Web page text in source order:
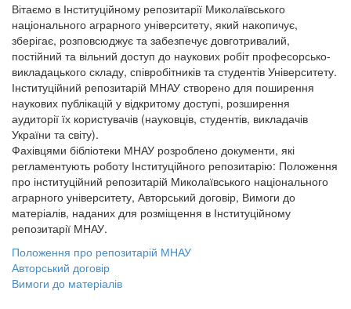
Вітаємо в Інституційному репозитарії Миколаївського
національного аграрного університету, який накопичує,
зберігає, розповсюджує та забезпечує довготривалий,
постійний та вільний доступ до наукових робіт професорсько-
викладацького складу, співробітників та студентів Університету.
Інституційний репозитарій МНАУ створено для поширення
наукових публікацій у відкритому доступі, розширення
аудиторії їх користувачів (науковців, студентів, викладачів
України та світу).
Фахівцями бібліотеки МНАУ розроблено документи, які
регламентують роботу Інституційного репозитарію: Положення
про інституційний репозитарій Миколаївського національного
аграрного університету, Авторський договір, Вимоги до
матеріалів, наданих для розміщення в Інституційному
репозитарії МНАУ.
Положення про репозитарій МНАУ
Авторський договір
Вимоги до матеріалів